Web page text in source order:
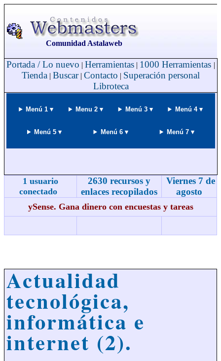
Comunidad Astalaweb
Portada / Lo nuevo | Herramientas | 1000 Herramientas |
Tienda | Buscar| Contacto | Superación personal
Libroteca
Menú 1 ▾ Menu 2 ▾ Menú 3 ▾ Menú 4 ▾
Menú 5 ▾ Menú 6 ▾ Menú 7 ▾
1 usuario
conectado
2630 recursos y
enlaces recopilados
Viernes 7 de
agosto
ySense. Gana dinero con encuestas y tareas
Actualidad
tecnológica,
informática e
internet (2).